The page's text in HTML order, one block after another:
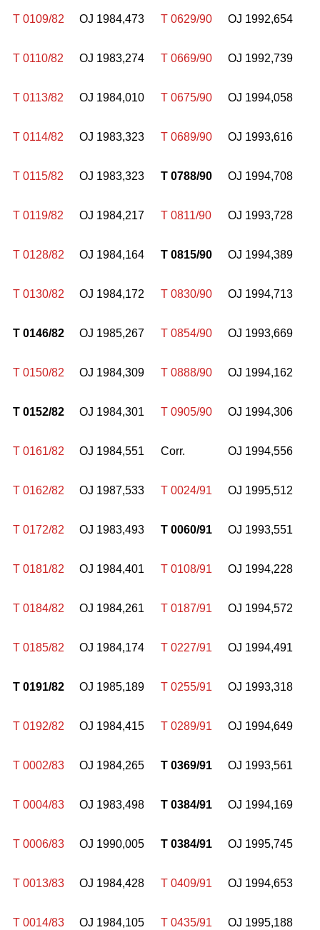
T 0109/82 OJ 1984,473 T 0629/90 OJ 1992,654
T 0110/82 OJ 1983,274 T 0669/90 OJ 1992,739
T 0113/82 OJ 1984,010 T 0675/90 OJ 1994,058
T 0114/82 OJ 1983,323 T 0689/90 OJ 1993,616
T 0115/82 OJ 1983,323 T 0788/90 OJ 1994,708
T 0119/82 OJ 1984,217 T 0811/90 OJ 1993,728
T 0128/82 OJ 1984,164 T 0815/90 OJ 1994,389
T 0130/82 OJ 1984,172 T 0830/90 OJ 1994,713
T 0146/82 OJ 1985,267 T 0854/90 OJ 1993,669
T 0150/82 OJ 1984,309 T 0888/90 OJ 1994,162
T 0152/82 OJ 1984,301 T 0905/90 OJ 1994,306
T 0161/82 OJ 1984,551 Corr. OJ 1994,556
T 0162/82 OJ 1987,533 T 0024/91 OJ 1995,512
T 0172/82 OJ 1983,493 T 0060/91 OJ 1993,551
T 0181/82 OJ 1984,401 T 0108/91 OJ 1994,228
T 0184/82 OJ 1984,261 T 0187/91 OJ 1994,572
T 0185/82 OJ 1984,174 T 0227/91 OJ 1994,491
T 0191/82 OJ 1985,189 T 0255/91 OJ 1993,318
T 0192/82 OJ 1984,415 T 0289/91 OJ 1994,649
T 0002/83 OJ 1984,265 T 0369/91 OJ 1993,561
T 0004/83 OJ 1983,498 T 0384/91 OJ 1994,169
T 0006/83 OJ 1990,005 T 0384/91 OJ 1995,745
T 0013/83 OJ 1984,428 T 0409/91 OJ 1994,653
T 0014/83 OJ 1984,105 T 0435/91 OJ 1995,188